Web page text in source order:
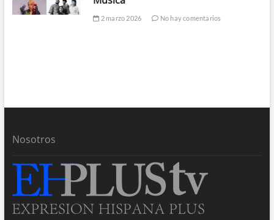
2 marzo 2026 No hay comentarios
Nosotros